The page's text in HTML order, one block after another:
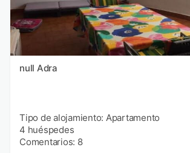
null Adra
Tipo de alojamiento: Apartamento
4 huéspedes
Comentarios: 8